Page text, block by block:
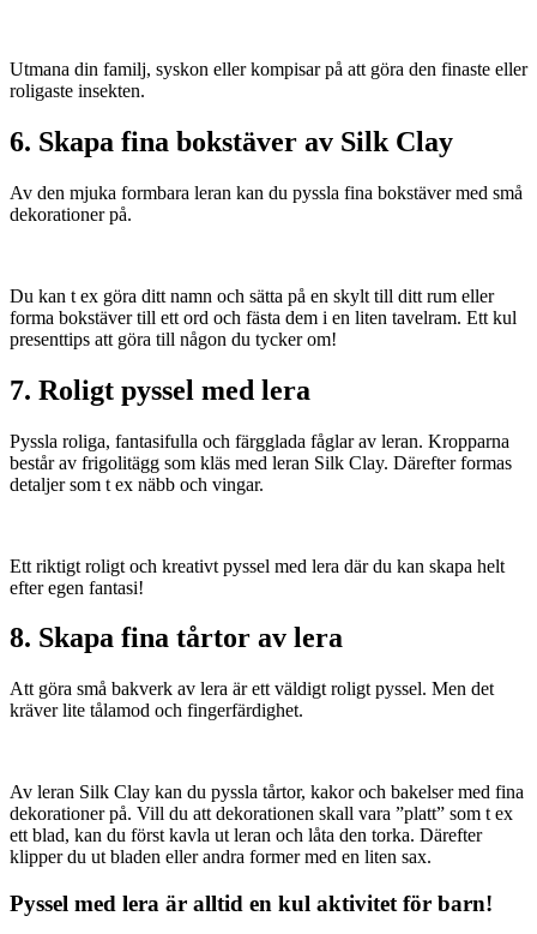
Utmana din familj, syskon eller kompisar på att göra den finaste eller
roligaste insekten.
6. Skapa fina bokstäver av Silk Clay
Av den mjuka formbara leran kan du pyssla fina bokstäver med små
dekorationer på.
Du kan t ex göra ditt namn och sätta på en skylt till ditt rum eller
forma bokstäver till ett ord och fästa dem i en liten tavelram. Ett kul
presenttips att göra till någon du tycker om!
7. Roligt pyssel med lera
Pyssla roliga, fantasifulla och färgglada fåglar av leran. Kropparna
består av frigolitägg som kläs med leran Silk Clay. Därefter formas
detaljer som t ex näbb och vingar.
Ett riktigt roligt och kreativt pyssel med lera där du kan skapa helt
efter egen fantasi!
8. Skapa fina tårtor av lera
Att göra små bakverk av lera är ett väldigt roligt pyssel. Men det
kräver lite tålamod och fingerfärdighet.
Av leran Silk Clay kan du pyssla tårtor, kakor och bakelser med fina
dekorationer på. Vill du att dekorationen skall vara ”platt” som t ex
ett blad, kan du först kavla ut leran och låta den torka. Därefter
klipper du ut bladen eller andra former med en liten sax.
Pyssel med lera är alltid en kul aktivitet för barn!